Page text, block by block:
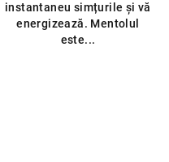
instantaneu simțurile și vă
energizează. Mentolul
este...